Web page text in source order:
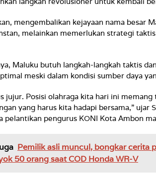
mengembalikan kejayaan nama besar
melainkan memerlukan strategi
Maluku butuh langkah-langkah taktis
meski dalam kondisi sumber daya
jujur. Posisi olahraga kita hari ini
yang harus kita hadapi bersama,” ujar
pelantikan pengurus KONI Kota Ambon
Pemilik asli muncul, bongkar cerita
50 orang saat COD Honda WR-V